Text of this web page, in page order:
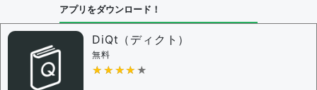
問題の編集権限を持つユーザー -すべてのユーザー
審査に対する投票権限を持つユーザー -
決定に必要な投票数 -
編集ガイドライン
アプリをダウンロード！
DiQt（ディクト）
無料
★★★★★
★★★★★